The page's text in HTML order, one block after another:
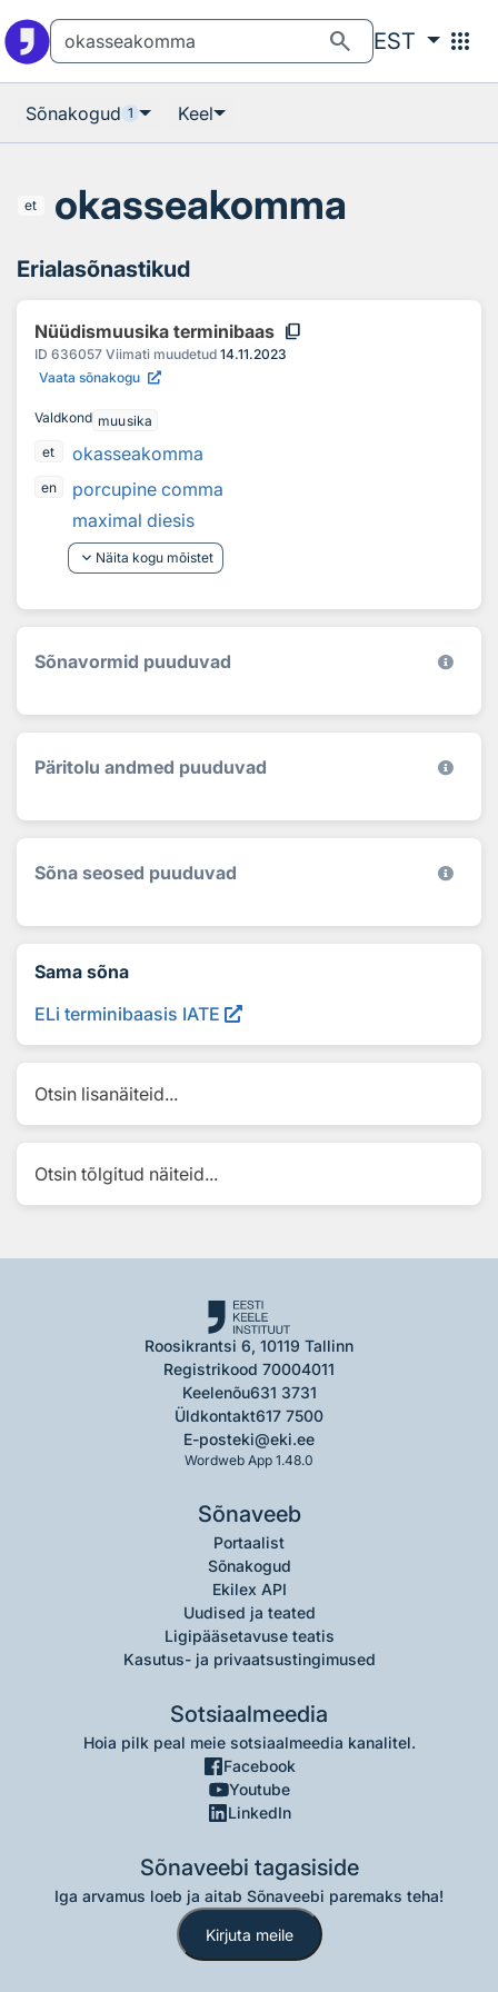
search EST apps
Sõnakogud 1 Keel
et okasseakomma
Erialasõnastikud
Nüüdismuusika terminibaas content_copy
ID 636057 Viimati muudetud 14.11.2023
Vaata sõnakogu
Valdkond muusika
et
okasseakomma
en
porcupine comma
maximal diesis
keyboard_arrow_down Näita kogu mõistet
Sõnavormid puuduvad
Päritolu andmed puuduvad
Sõna seosed puuduvad
Sama sõna
ELi terminibaasis IATE
Otsin lisanäiteid...
Otsin tõlgitud näiteid...
Roosikrantsi 6, 10119 Tallinn
Registrikood 70004011
Keelenõu631 3731
Üldkontakt617 7500
E-posteki@eki.ee
Wordweb App 1.48.0
Sõnaveeb
Portaalist
Sõnakogud
Ekilex API
Uudised ja teated
Ligipääsetavuse teatis
Kasutus- ja privaatsustingimused
Sotsiaalmeedia
Hoia pilk peal meie sotsiaalmeedia kanalitel.
Facebook
Youtube
LinkedIn
Sõnaveebi tagasiside
Iga arvamus loeb ja aitab Sõnaveebi paremaks teha!
Kirjuta meile